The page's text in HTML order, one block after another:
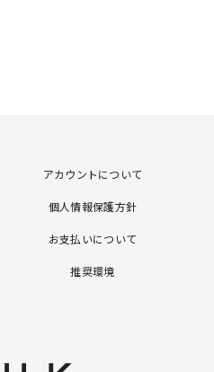
アカウントについて
個人情報保護方針
お支払いについて
推奨環境